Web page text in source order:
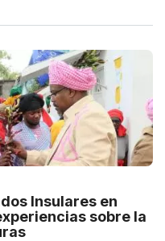
Insulares en
sobre la